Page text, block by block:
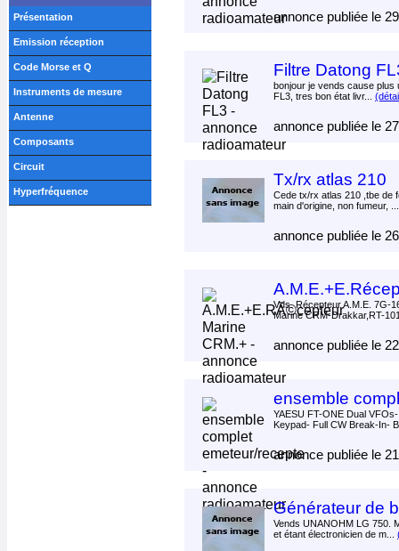
annonce publiée le
Filtre Datong
bonjour je vends cause plus
FL3, tres bon état livr...
annonce publiée le
Tx/rx atlas 210
Cede tx/rx atlas 210 ,tbe de
main d'origine, non fumeur,
annonce publiée le
Vds. Récepteur A.M.E. 7G-
Marine CRM-Drakkar,RT-
annonce publiée le
ensemble
YAESU FT-ONE Dual
Keypad- Full CW Break-In-
annonce publiée le
Générateur de
Vends UNANOHM LG 750.
et étant électronicien de m...
Présentation
Emission réception
Code Morse et Q
Instruments de mesure
Antenne
Composants
Circuit
Hyperfréquence